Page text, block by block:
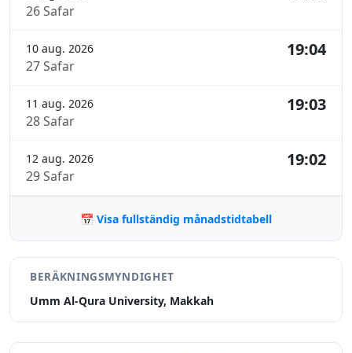
26 Safar
10 aug. 2026
27 Safar
19:04
11 aug. 2026
28 Safar
19:03
12 aug. 2026
29 Safar
19:02
📅 Visa fullständig månadstidtabell
BERÄKNINGSMYNDIGHET
Umm Al-Qura University, Makkah